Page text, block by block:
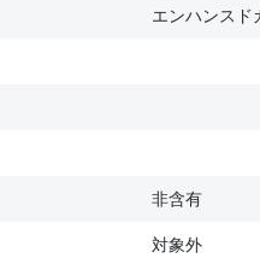
エンハンスド
非含有
対象外